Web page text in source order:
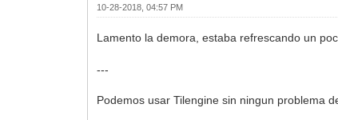
10-28-2018, 04:57 PM
Lamento la demora, estaba refrescando un
---
Podemos usar Tilengine sin ningun problema